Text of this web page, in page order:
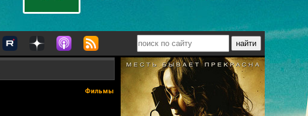
Фильмы